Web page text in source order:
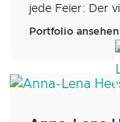
jede Feier: Der
Portfolio ansehen